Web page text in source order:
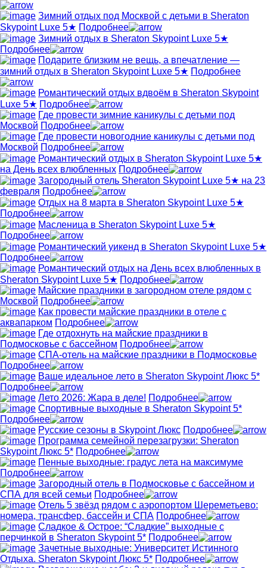
Зимний отдых под Москвой с детьми в Sheraton
Skypoint Luxe 5★ Подробнее
Зимний отдых в Sheraton Skypoint Luxe 5★
Подробнее
Подарите близким не вещь, а впечатление —
зимний отдых в Sheraton Skypoint Luxe 5★ Подробнее
Романтический отдых вдвоём в Sheraton Skypoint
Luxe 5★ Подробнее
Где провести зимние каникулы с детьми под
Москвой Подробнее
Где провести новогодние каникулы с детьми под
Москвой Подробнее
Романтический отдых в Sheraton Skypoint Luxe 5★
на День всех влюбленных Подробнее
Загородный отель Sheraton Skypoint Luxe 5★ на 23
февраля Подробнее
Отдых на 8 марта в Sheraton Skypoint Luxe 5★
Подробнее
Масленица в Sheraton Skypoint Luxe 5★
Подробнее
Романтический уикенд в Sheraton Skypoint Luxe 5★
Подробнее
Романтический отдых на День всех влюбленных в
Sheraton Skypoint Luxe 5★ Подробнее
Майские праздники в загородном отеле рядом с
Москвой Подробнее
Как провести майские праздники в отеле с
аквапарком Подробнее
Где отдохнуть на майские праздники в
Подмосковье с бассейном Подробнее
СПА-отель на майские праздники в Подмосковье
Подробнее
Ваше идеальное лето в Sheraton Skypoint Люкс 5*
Подробнее
Лето 2026: Жара в деле! Подробнее
Спортивные выходные в Sheraton Skypoint 5*
Подробнее
Русские сезоны в Skypoint Люкс Подробнее
Программа семейной перезагрузки: Sheraton
Skypoint Люкс 5* Подробнее
Пенные выходные: градус лета на максимуме
Подробнее
Загородный отель в Подмосковье с бассейном и
СПА для всей семьи Подробнее
Отель 5 звёзд рядом с аэропортом Шереметьево:
номера, трансфер, бассейн и СПА Подробнее
Сладкое & Острое: “Сладкие” выходные с
перчинкой в Sheraton Skypoint 5* Подробнее
Зачетные выходные: Университет Истинного
Отдыха. Sheraton Skypoint Люкс 5* Подробнее